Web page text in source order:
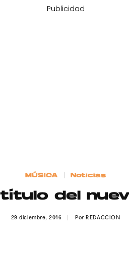
Publicidad
MÚSICA Noticias
título del
29 diciembre, 2016 PorREDACCION